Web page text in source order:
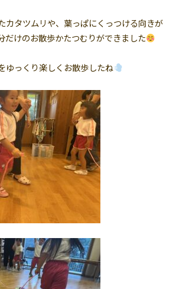
カタツムリや、葉っぱにくっつける向きが
だけのお散歩かたつむりができました
ゆっくり楽しくお散歩したね